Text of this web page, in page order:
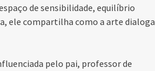
de sensibilidade, equilíbrio
ele compartilha como a arte dialoga
pelo pai, professor de